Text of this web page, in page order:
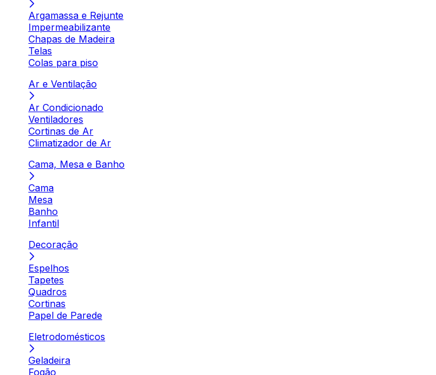
Argamassa e Rejunte
Impermeabilizante
Chapas de Madeira
Telas
Colas para piso
Ar e Ventilação
Ar Condicionado
Ventiladores
Cortinas de Ar
Climatizador de Ar
Cama, Mesa e Banho
Cama
Mesa
Banho
Infantil
Decoração
Espelhos
Tapetes
Quadros
Cortinas
Papel de Parede
Eletrodomésticos
Geladeira
Fogão